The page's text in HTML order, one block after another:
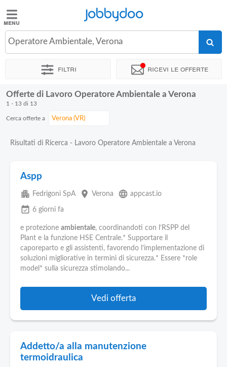
Jobbydoo
Offerte
Stipendi
professioni
Blog
Pubblica
Offerte
Area
Jobbydoo
Operatore Ambientale, Verona
Filtri Ricevi le offerte
Offerte di Lavoro Operatore Ambientale a Verona
1 - 13 di 13
Cerca offerte a
Risultati di Ricerca - Lavoro Operatore Ambientale a Verona
Aspp
apartment Fedrigoni SpA place Verona language appcast.io
event_available 6 giorni fa
e protezione ambientale, coordinandoti con l’RSPP del
Plant e la funzione HSE Centrale.* Supportare il
caporeparto e gli assistenti, favorendo l’implementazione di
soluzioni migliorative in termini di sicurezza.* Essere *role
model* sulla sicurezza stimolando...
Vedi offerta
Addetto/a alla manutenzione
termoidraulica